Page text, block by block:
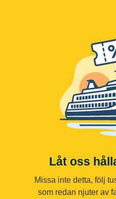
Låt oss
Missa inte detta, följ
som redan njuter av